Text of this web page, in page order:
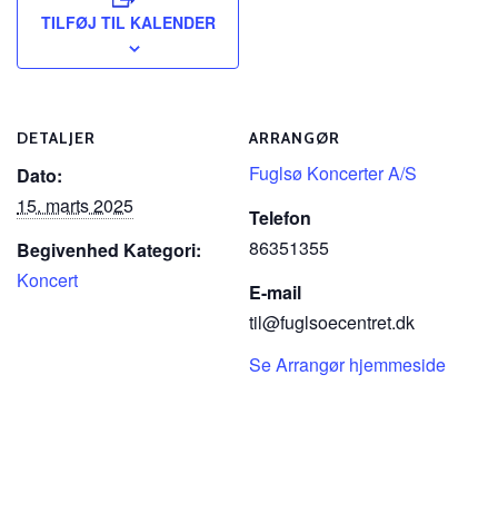
TILFØJ TIL KALENDER
DETALJER
Dato:
15. marts 2025
Begivenhed Kategori:
Koncert
ARRANGØR
Fuglsø Koncerter A/S
Telefon
86351355
E-mail
til@fuglsoecentret.dk
Se Arrangør hjemmeside